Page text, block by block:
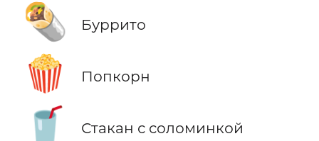
🌯 Буррито
🍿 Попкорн
🥤 Стакан с соломинкой